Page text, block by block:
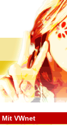
Mit VWnet